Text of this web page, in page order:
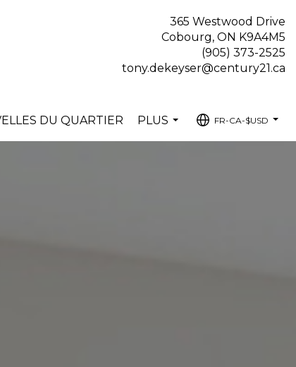
365 Westwood Drive
Cobourg, ON K9A4M5
(905) 373-2525
tony.dekeyser@century21.ca
DU QUARTIER
PLUS
...
FR-CA-$USD
...